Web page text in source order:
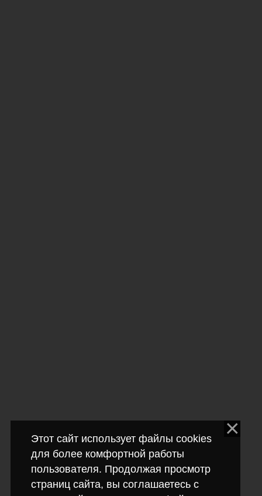
Этот сайт использует файлы cookies
для более комфортной работы
пользователя. Продолжая просмотр
страниц сайта, вы соглашаетесь с